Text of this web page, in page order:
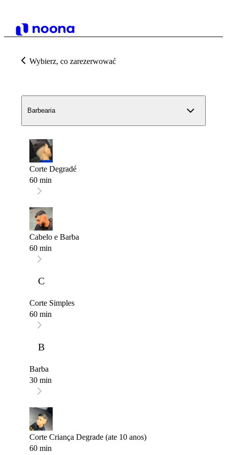
Wybierz, co zarezerwować
Barbearia
Corte Degradé
60 min
Cabelo e Barba
60 min
C
Corte Simples
60 min
B
Barba
30 min
Corte Criança Degrade (ate 10 anos)
60 min